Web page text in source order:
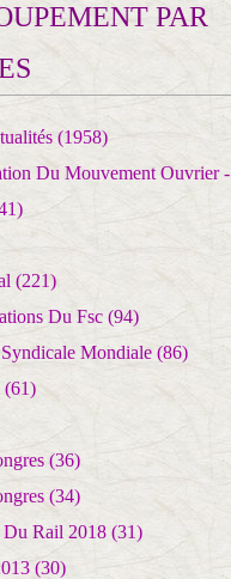
PAR
(1958)
Du Mouvement Ouvrier -
(221)
Du Fsc (94)
Mondiale (86)
(61)
(36)
(34)
Rail 2018 (31)
(30)